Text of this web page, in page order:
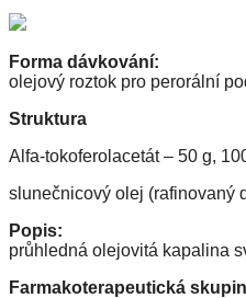
Forma dávkování:
olejový roztok pro perorální
Struktura
Alfa-tokoferolacetát – 50 g,
slunečnicový olej (rafinovaný
Popis:
průhledná olejovitá kapalina
Farmakoterapeutická